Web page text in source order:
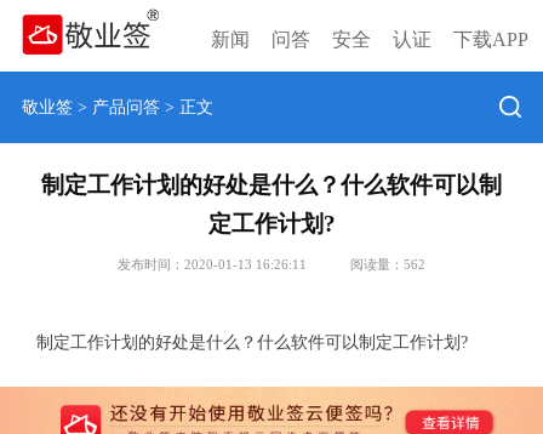
新闻 问答 安全 认证 下载APP
敬业签> 产品问答> 正文
制定工作计划的好处是什么？什么软件可以制
定工作计划?
发布时间：2020-01-13 16:26:11 阅读量： 562
制定工作计划的好处是什么？什么软件可以制定工作计划?